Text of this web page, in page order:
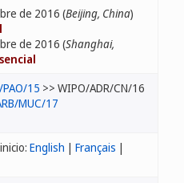
de 2016 (Beijing, China)
de 2016 (Shanghai,
15 >> WIPO/ADR/CN/16
MUC/17
English | Français |